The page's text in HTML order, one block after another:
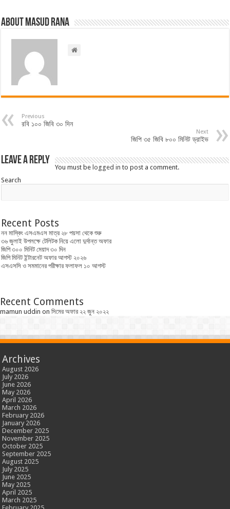
About Masud Rana
Previous
রবি ১০০ জিবি ৩০ দিন
Next
জিপি ৩৫ জিবি ৮০০ মিনিট ড্রাইভ
Leave a Reply
You must belogged in to post a comment.
Search
Recent Posts
নন মাস্কিং এসএমএস মাত্র ২৮ পয়সা থেকে শুরু
৩৬ জুলাই উপলক্ষে টেলিটক নিয়ে এলো দুর্দান্ত অফার
জিপি ৩০০ মিনিট মেয়াদ ৩০ দিন
জিপি মিনিট ইন্টারনেট অফার আগস্ট ২০২৬
এসএসসি ও সমমানের পরীক্ষার ফলাফল ১০ আগস্ট
Recent Comments
mamun uddin on সিমের অফার ২২ জুন ২০২২
Archives
August 2026
July 2026
June 2026
May 2026
April 2026
March 2026
February 2026
January 2026
December 2025
November 2025
October 2025
September 2025
August 2025
July 2025
June 2025
May 2025
April 2025
March 2025